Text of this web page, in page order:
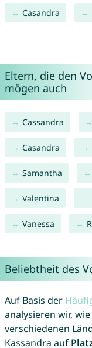
Casandra
Eltern, die den
mögen auch
Cassandra
Casandra
Samantha
Valentina
Vanessa
Beliebtheit des
Auf Basis der
analysieren wir,
verschiedenen
Kassandra auf